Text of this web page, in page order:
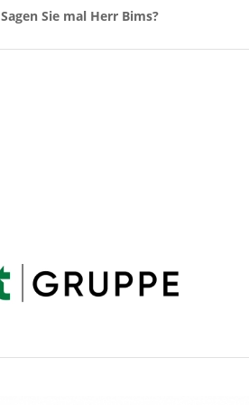
Sagen Sie mal Herr Bims?